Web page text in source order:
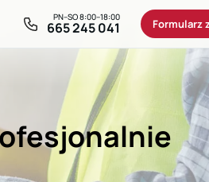
665 245 041 Formularz